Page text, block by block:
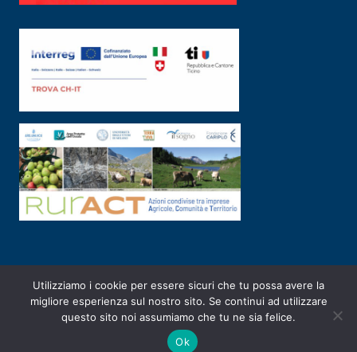
PRIVACY POLICY|2003-2026 ©ARSUNIVCO|Designed byE-SERV
Utilizziamo i cookie per essere sicuri che tu possa avere la
migliore esperienza sul nostro sito. Se continui ad utilizzare
questo sito noi assumiamo che tu ne sia felice.
Ok